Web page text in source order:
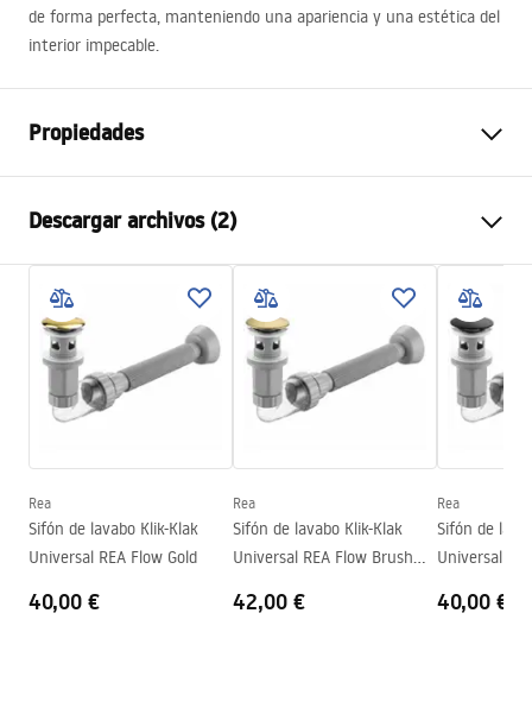
de forma perfecta, manteniendo una apariencia y una estética del
interior impecable.
Propiedades
Material
Color
Blanco
Acabado
Mate
Longitud
605
Anchura
410mm
Altura
140
Forma
Agujero del grifo
No
Descargar archivos (2)
Instrucciones de montaje
Condiciones de garantía
Rea
Sifón de lavabo Klik-Klak
Universal REA Flow Gold
40,00 €
Rea
Sifón de lavabo Klik-Klak
Universal REA Flow Brush
42,00 €
Rea
Sifón de
Universal
40,00 €